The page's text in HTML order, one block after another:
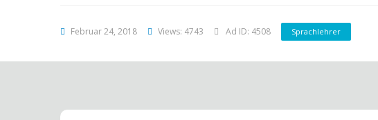
Februar 24, 2018 Views: 4743 Ad ID: 4508 Sprachlehrer